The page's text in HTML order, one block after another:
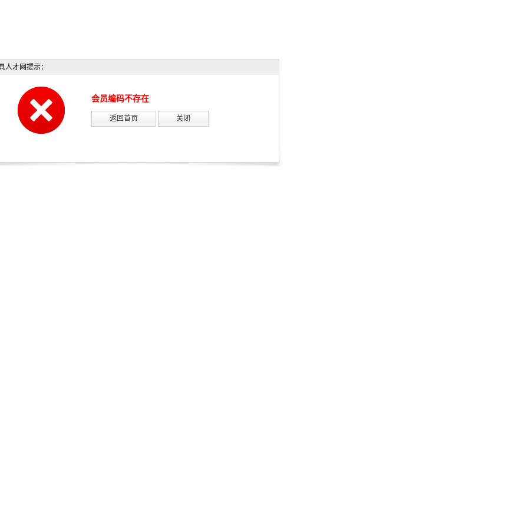
人才网提示：
会员编码不存在
返回首页 关闭